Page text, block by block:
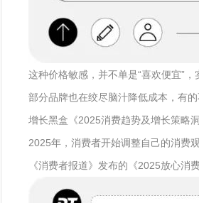
这种价格敏感，并不单是“喜欢便宜”
部分品牌也在绞尽脑汁降低成本，有
增长黑盒《2025消费趋势及增长策略
2025年，消费者开始调整自己的消费观
《消费者报道》发布的《2025放心消